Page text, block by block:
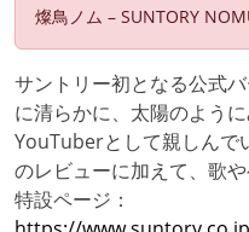
燦鳥ノム – SUNTORY
サントリー初となる公式
に清らかに、太陽のよう
YouTuberとして親しんで
のレビューに加えて、歌
特設ページ：